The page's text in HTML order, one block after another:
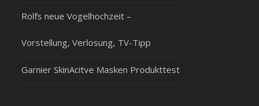
Rolfs neue Vogelhochzeit –
Vorstellung, Verlosung, TV-Tipp
Garnier SkinAcitve Masken Produkttest